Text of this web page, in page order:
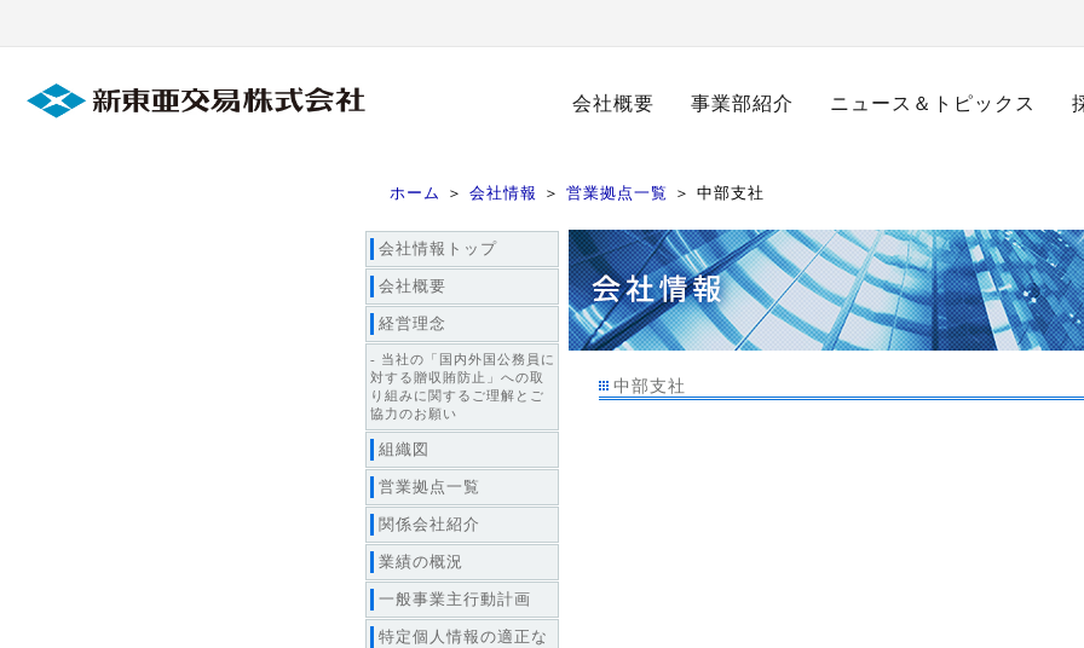
会社概要 事業部紹介 ニュース＆トピックス
ホーム ＞ 会社情報 ＞ 営業拠点一覧 ＞ 中部支社
会社情報トップ
会社概要
経営理念
- 当社の「国内外国公務員に
対する贈収賄防止」への取
り組みに関するご理解とご
協力のお願い
組織図
営業拠点一覧
関係会社紹介
業績の概況
一般事業主行動計画
特定個人情報の適正な
中部支社